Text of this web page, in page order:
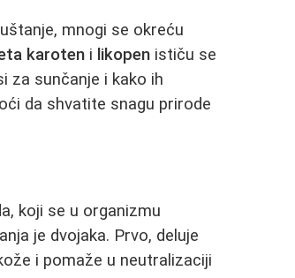
mnogi se okreću
karoten i likopen ističu se
za sunčanje i kako ih
da shvatite snagu prirode
koji se u organizmu
je dvojaka. Prvo, deluje
i pomaže u neutralizaciji